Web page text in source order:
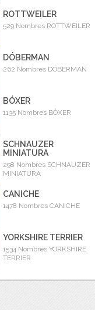
ROTTWEILER
529 Nombres ROTTWEILER
DÓBERMAN
262 Nombres DÓBERMAN
BÓXER
1135 Nombres BÓXER
SCHNAUZER
MINIATURA
298 Nombres SCHNAUZER
MINIATURA
CANICHE
1478 Nombres CANICHE
YORKSHIRE TERRIER
1534 Nombres YORKSHIRE
TERRIER